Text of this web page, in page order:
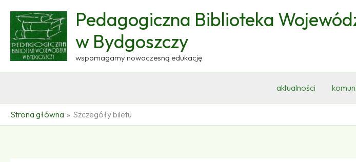
treści
Pedagogiczna Biblioteka
w Bydgoszczy
wspomagamy nowoczesną edukację
aktualności
Strona główna Szczegóły biletu